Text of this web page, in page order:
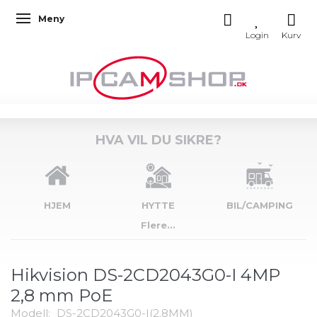
Veksle navigasjon
Meny
HVA VIL DU SIKRE?
HJEM HYTTE
BIL/CAMPING
Flere...
Hikvision DS-2CD2043G0-I 4MP
2,8 mm PoE
Modell: DS-2CD2043G0-I(2.8MM)